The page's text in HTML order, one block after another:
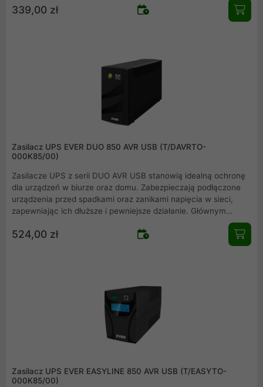
PC, urządzenia telekomunikacyjne (switche, rutery), monitory,
339,00 zł
Zasilacz UPS EVER DUO 850 AVR USB (T/DAVRTO-
000K85/00)
Zasilacze UPS z serii DUO AVR USB stanowią idealną ochronę
dla urządzeń w biurze oraz domu. Zabezpieczają podłączone
urządzenia przed spadkami oraz zanikami napięcia w sieci,
zapewniając ich dłuższe i pewniejsze działanie. Głównym
przeznaczeniem zasilaczy z serii DUO AVR USB są: komputery
PC, urządzenia telekomunikacyjne (switche, rutery), monitory,
524,00 zł
Zasilacz UPS EVER EASYLINE 850 AVR USB (T/EASYTO-
000K85/00)